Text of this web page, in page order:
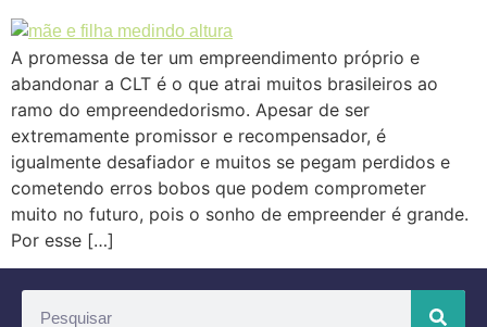
A promessa de ter um empreendimento próprio e
abandonar a CLT é o que atrai muitos brasileiros ao
ramo do empreendedorismo. Apesar de ser
extremamente promissor e recompensador, é
igualmente desafiador e muitos se pegam perdidos e
cometendo erros bobos que podem comprometer
muito no futuro, pois o sonho de empreender é grande.
Por esse […]